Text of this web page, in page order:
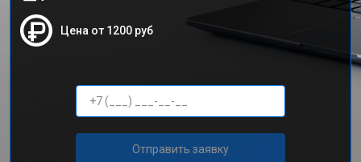
Цена от 1200 руб
Отправить заявку